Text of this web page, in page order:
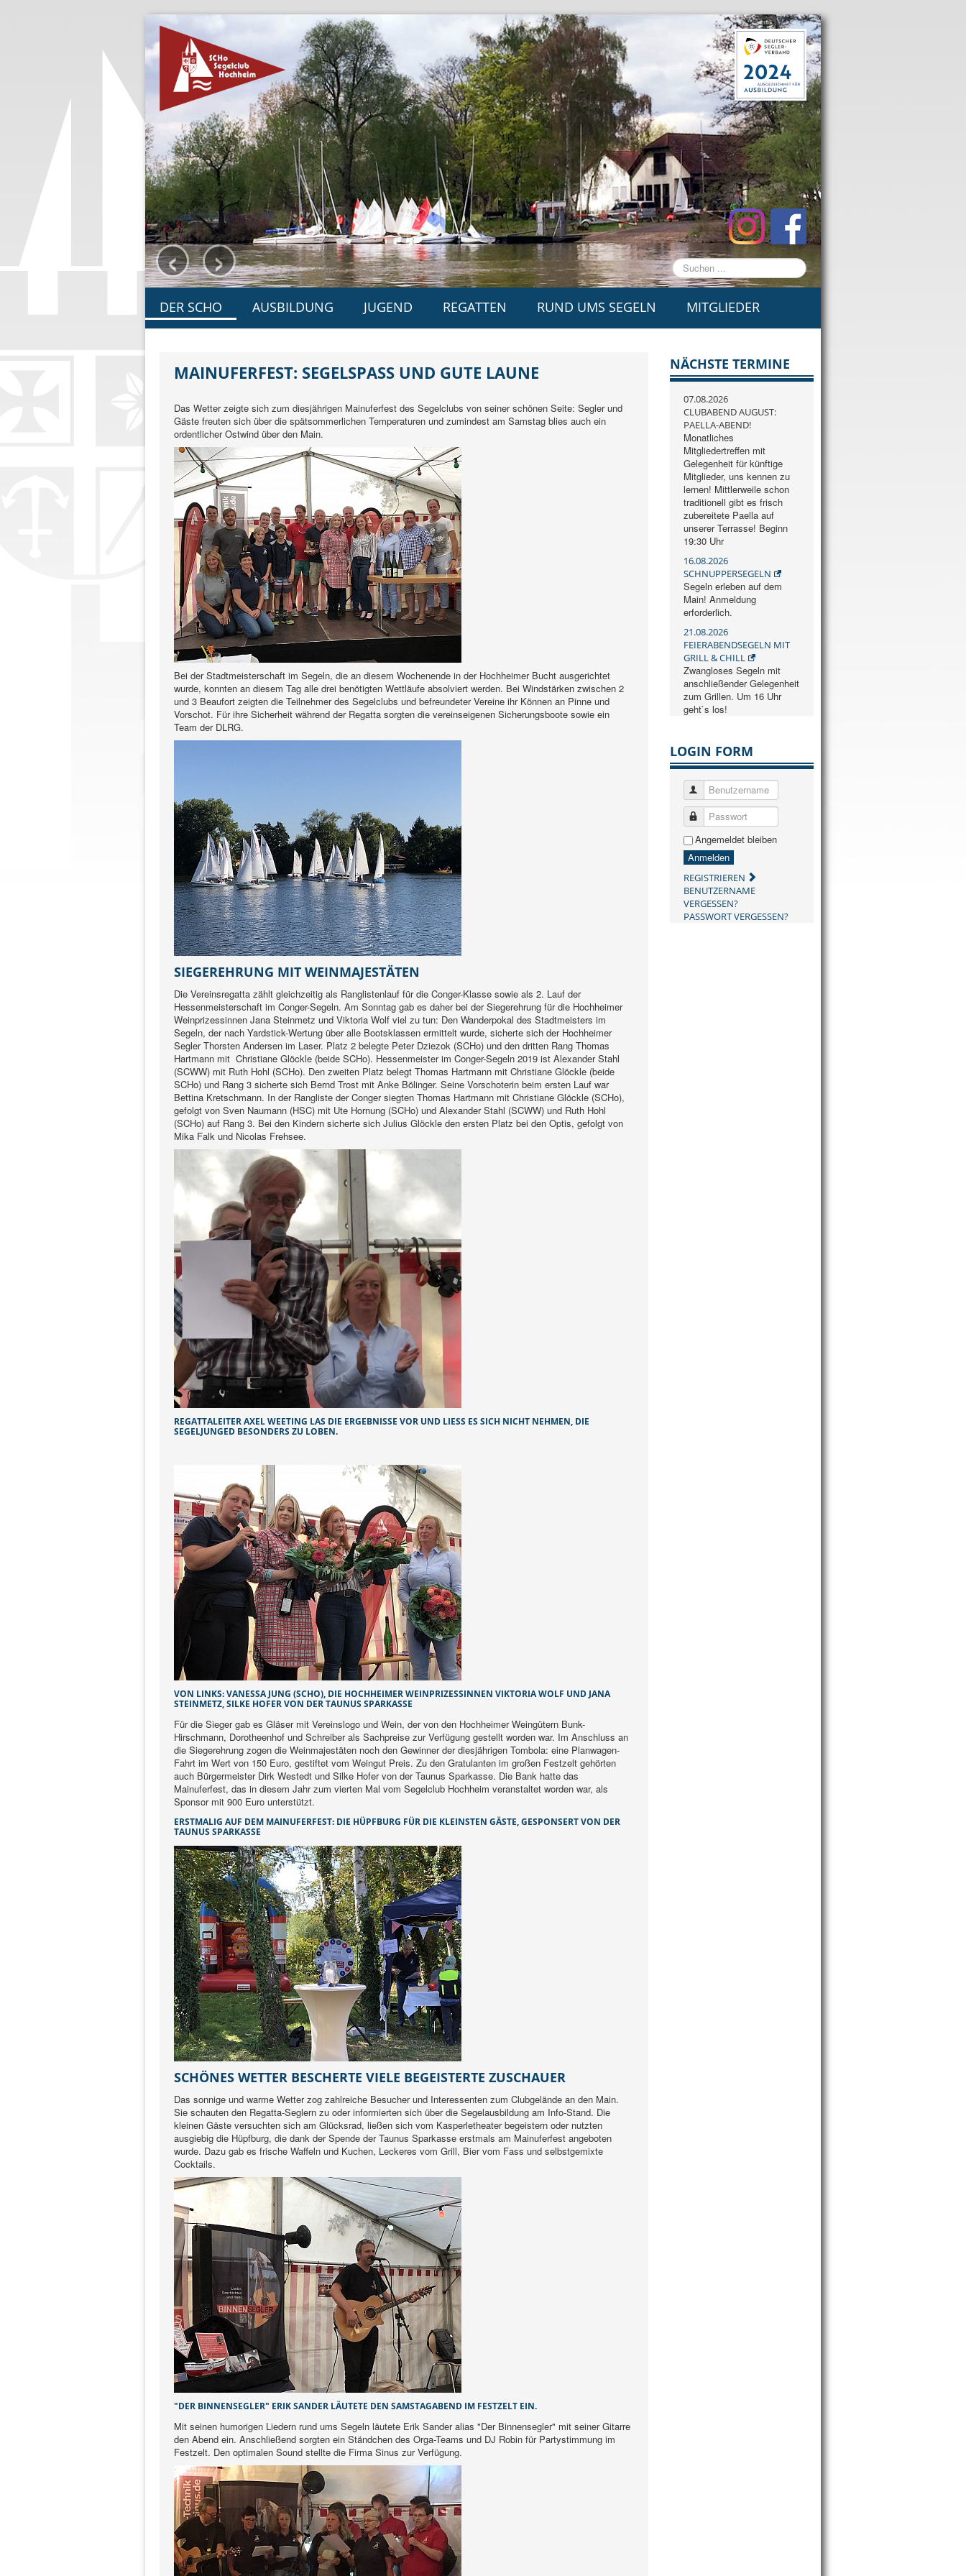
‹ ›
Suchen
...
DER SCHO AUSBILDUNG JUGEND REGATTEN RUND UMS SEGELN MITGLIEDER
MAINUFERFEST: SEGELSPASS UND GUTE LAUNE
Das Wetter zeigte sich zum diesjährigen Mainuferfest des Segelclubs von seiner schönen Seite: Segler und
Gäste freuten sich über die spätsommerlichen Temperaturen und zumindest am Samstag blies auch ein
ordentlicher Ostwind über den Main.
Bei der Stadtmeisterschaft im Segeln, die an diesem Wochenende in der Hochheimer Bucht ausgerichtet
wurde, konnten an diesem Tag alle drei benötigten Wettläufe absolviert werden. Bei Windstärken zwischen 2
und 3 Beaufort zeigten die Teilnehmer des Segelclubs und befreundeter Vereine ihr Können an Pinne und
Vorschot. Für ihre Sicherheit während der Regatta sorgten die vereinseigenen Sicherungsboote sowie ein
Team der DLRG.
SIEGEREHRUNG MIT WEINMAJESTÄTEN
Die Vereinsregatta zählt gleichzeitig als Ranglistenlauf für die Conger-Klasse sowie als 2. Lauf der
Hessenmeisterschaft im Conger-Segeln. Am Sonntag gab es daher bei der Siegerehrung für die Hochheimer
Weinprizessinnen Jana Steinmetz und Viktoria Wolf viel zu tun: Den Wanderpokal des Stadtmeisters im
Segeln, der nach Yardstick-Wertung über alle Bootsklassen ermittelt wurde, sicherte sich der Hochheimer
Segler Thorsten Andersen im Laser. Platz 2 belegte Peter Dziezok (SCHo) und den dritten Rang Thomas
Hartmann mit Christiane Glöckle (beide SCHo). Hessenmeister im Conger-Segeln 2019 ist Alexander Stahl
(SCWW) mit Ruth Hohl (SCHo). Den zweiten Platz belegt Thomas Hartmann mit Christiane Glöckle (beide
SCHo) und Rang 3 sicherte sich Bernd Trost mit Anke Bölinger. Seine Vorschoterin beim ersten Lauf war
Bettina Kretschmann. In der Rangliste der Conger siegten Thomas Hartmann mit Christiane Glöckle (SCHo),
gefolgt von Sven Naumann (HSC) mit Ute Hornung (SCHo) und Alexander Stahl (SCWW) und Ruth Hohl
(SCHo) auf Rang 3. Bei den Kindern sicherte sich Julius Glöckle den ersten Platz bei den Optis, gefolgt von
Mika Falk und Nicolas Frehsee.
REGATTALEITER AXEL WEETING LAS DIE ERGEBNISSE VOR UND LIESS ES SICH NICHT NEHMEN, DIE S
EGELJUNGED BESONDERS ZU LOBEN.
VON LINKS: VANESSA JUNG (SCHO), DIE HOCHHEIMER WEINPRIZESSINNEN VIKTORIA WOLF UND JANA
STEINMETZ, SILKE HOFER VON DER TAUNUS SPARKASSE
Für die Sieger gab es Gläser mit Vereinslogo und Wein, der von den Hochheimer Weingütern Bunk-
Hirschmann, Dorotheenhof und Schreiber als Sachpreise zur Verfügung gestellt worden war. Im Anschluss an
die Siegerehrung zogen die Weinmajestäten noch den Gewinner der diesjährigen Tombola: eine Planwagen-
Fahrt im Wert von 150 Euro, gestiftet vom Weingut Preis. Zu den Gratulanten im großen Festzelt gehörten
auch Bürgermeister Dirk Westedt und Silke Hofer von der Taunus Sparkasse. Die Bank hatte das
Mainuferfest, das in diesem Jahr zum vierten Mal vom Segelclub Hochheim veranstaltet worden war, als
Sponsor mit 900 Euro unterstützt.
ERSTMALIG AUF DEM MAINUFERFEST: DIE HÜPFBURG FÜR DIE KLEINSTEN GÄSTE, GESPONSERT VON DER
TAUNUS SPARKASSE
SCHÖNES WETTER BESCHERTE VIELE BEGEISTERTE ZUSCHAUER
Das sonnige und warme Wetter zog zahlreiche Besucher und Interessenten zum Clubgelände an den Main.
Sie schauten den Regatta-Seglern zu oder informierten sich über die Segelausbildung am Info-Stand. Die
kleinen Gäste versuchten sich am Glücksrad, ließen sich vom Kasperletheater begeistern oder nutzten
ausgiebig die Hüpfburg, die dank der Spende der Taunus Sparkasse erstmals am Mainuferfest angeboten
wurde. Dazu gab es frische Waffeln und Kuchen, Leckeres vom Grill, Bier vom Fass und selbstgemixte
Cocktails.
"DER BINNENSEGLER" ERIK SANDER LÄUTETE DEN SAMSTAGABEND IM FESTZELT EIN.
Mit seinen humorigen Liedern rund ums Segeln läutete Erik Sander alias "Der Binnensegler" mit seiner Gitarre
den Abend ein. Anschließend sorgten ein Ständchen des Orga-Teams und DJ Robin für Partystimmung im
Festzelt. Den optimalen Sound stellte die Firma Sinus zur Verfügung.
NÄCHSTE TERMINE
07.08.2026
CLUBABEND AUGUST:
PAELLA-ABEND!
Monatliches
Mitgliedertreffen mit
Gelegenheit für künftige
Mitglieder, uns kennen zu
lernen! Mittlerweile schon
traditionell gibt es frisch
zubereitete Paella auf
unserer Terrasse! Beginn
19:30 Uhr
16.08.2026
SCHNUPPERSEGELN
Segeln erleben auf dem
Main! Anmeldung
erforderlich.
21.08.2026
FEIERABENDSEGELN MIT
GRILL & CHILL
Zwangloses Segeln mit
anschließender Gelegenheit
zum Grillen. Um 16 Uhr
geht`s los!
LOGIN FORM
Benutzername
Passwort
Angemeldet bleiben
Anmelden
REGISTRIEREN
BENUTZERNAME
VERGESSEN?
PASSWORT VERGESSEN?